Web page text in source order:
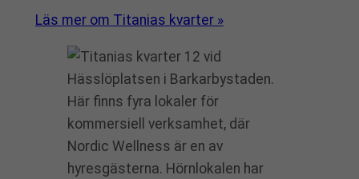
Läs mer om Titanias kvarter »